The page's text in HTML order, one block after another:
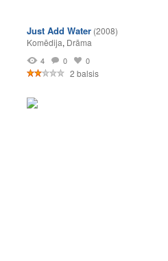
Just Add Water (2008)
Komēdija, Drāma
4 0 0
2 balsis